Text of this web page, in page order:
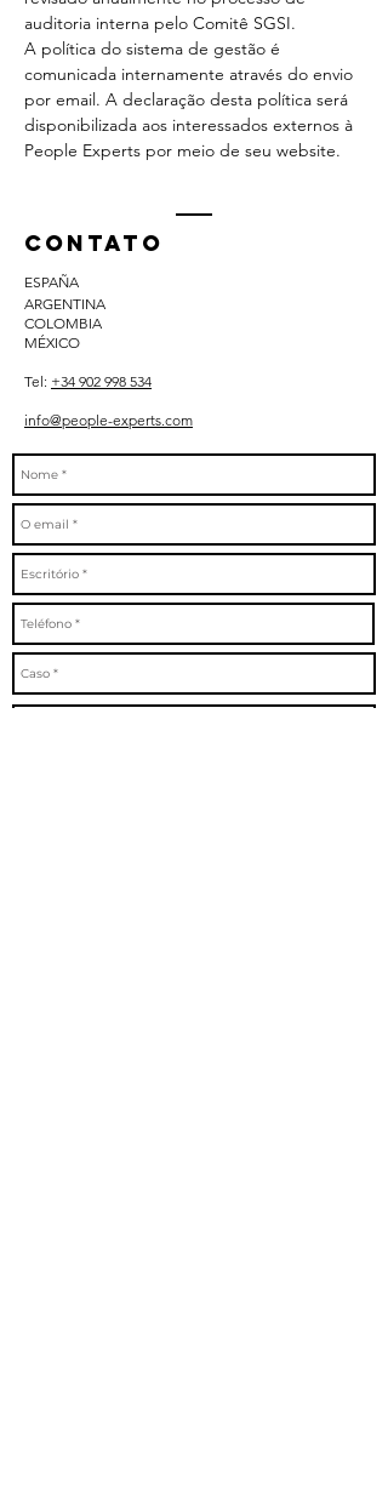
auditoria interna pelo Comitê SGSI.
A política do sistema de gestão é
comunicada internamente através do envio
por email. A declaração desta política será
disponibilizada aos interessados ​​externos à
People Experts por meio de seu website.
Contato
ESPAÑA
ARGENTINA
COLOMBIA
MÉXICO
Tel: +34 902 998 534
info@people-experts.com